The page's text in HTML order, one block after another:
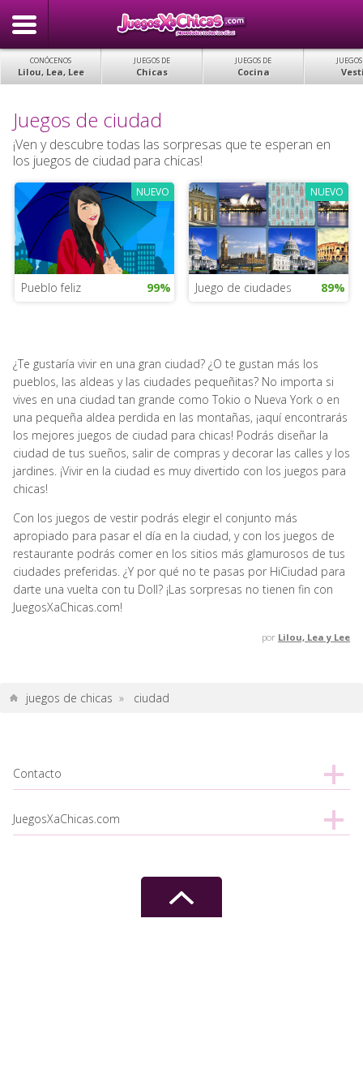
CONÓCENOS
Lilou, Lea, Lee
JUEGOS DE
Chicas
JUEGOS DE
Cocina
Juegos de ciudad
¡Ven y descubre todas las sorpresas que te esperan en
los juegos de ciudad para chicas!
NUEVO
Pueblo feliz 99%
NUEVO
Juego de ciudades 89%
¿Te gustaría vivir en una gran ciudad? ¿O te gustan más los
pueblos, las aldeas y las ciudades pequeñitas? No importa si
vives en una ciudad tan grande como Tokio o Nueva York o en
una pequeña aldea perdida en las montañas, ¡aquí encontrarás
los mejores juegos de ciudad para chicas! Podrás diseñar la
ciudad de tus sueños, salir de compras y decorar las calles y los
jardines. ¡Vivir en la ciudad es muy divertido con los juegos para
chicas!
Con los juegos de vestir podrás elegir el conjunto más
apropiado para pasar el día en la ciudad, y con los juegos de
restaurante podrás comer en los sitios más glamurosos de tus
ciudades preferidas. ¿Y por qué no te pasas por HiCiudad para
darte una vuelta con tu Doll? ¡Las sorpresas no tienen fin con
JuegosXaChicas.com!
por Lilou, Lea y Lee
juegos de chicas » ciudad
Contacto
JuegosXaChicas.com